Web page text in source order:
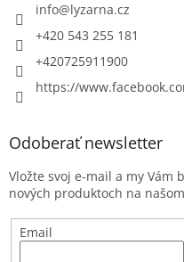
info@lyzarna.cz
+420 543 255 181
+420725911900
https://
Odoberať newsletter
Vložte svoj e-mail a my Vám
nových produktoch na
Email